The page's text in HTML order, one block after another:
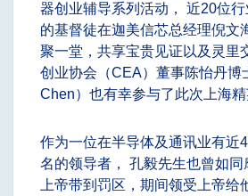
器创业辅导系列活动， 近20位
的基督徒在迦美信芯总经理倪文
聚一堂，共享宝贵见证以及灵里
创业协会（CEA）董事陈怡丹博
Chen）也有幸参与了此次上海精
作为一位在半导体及通讯业有近
名的领导者， 孔毅先生也曾如
上帝带到罚区，期间领受上帝给